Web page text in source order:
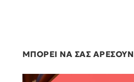
ΜΠΟΡΕΙ ΝΑ ΣΑΣ ΑΡΕΣΟΥΝ